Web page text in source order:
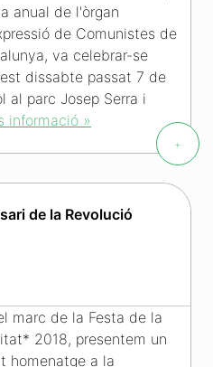
anual de l'òrgan
de Comunistes de
va celebrar-se
dissabte passat 7 de
al parc Josep Serra i
informació »
+
de la Revolució
marc de la Festa de la
2018, presentem un
homenatge a la